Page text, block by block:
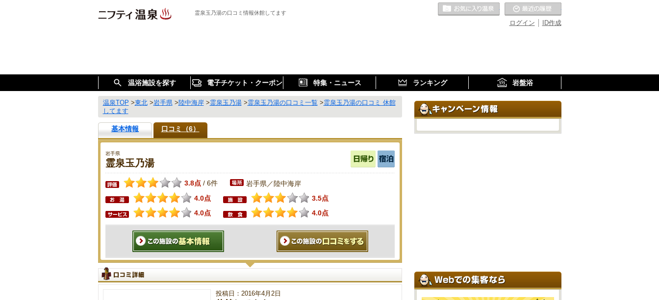
霊泉玉乃湯の口コミ情報休館してます
ID作成
ログイン
お気に入りの温泉
温浴施設を探す 電子チケット・クーポン 特集・ニュース ランキング 岩盤浴
温泉TOP >東北>岩手県>陸中海岸>霊泉玉乃湯>霊泉玉乃湯の口コミ一覧 >霊泉玉乃湯の口コミ 休館
してます
基本情報 口コミ（6）
岩手県
霊泉玉乃湯
3.8点 / 6件 岩手県／陸中海岸
4.0点
3.5点
4.0点
4.0点
投稿日：2016年4月2日